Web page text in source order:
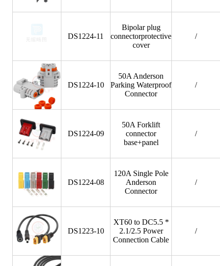
DS1224-11
Bipolar plug
connectorprotective
cover
/
DS1224-10
50A Anderson
Parking Waterproof
Connector
/
DS1224-09
50A Forklift
connector
base+panel
/
DS1224-08
120A Single Pole
Anderson
Connector
/
DS1223-10
XT60 to DC5.5 *
2.1/2.5 Power
Connection Cable
/